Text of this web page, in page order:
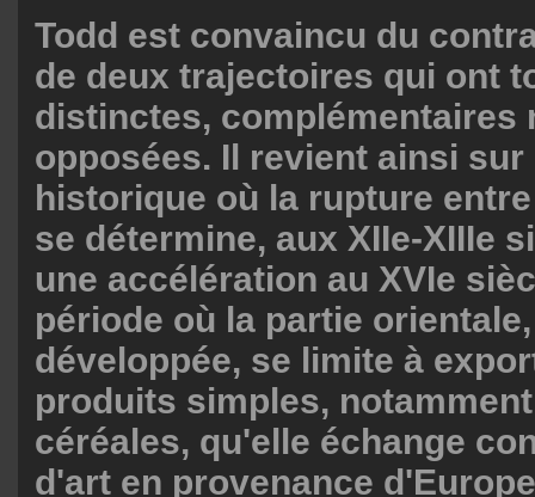
Todd est convaincu du
de deux trajectoires qui ont
distinctes, complémentaires
opposées. Il revient ainsi sur
historique où la rupture
se détermine, aux XIIe-XIIIe
une accélération au XVIe
période où la partie
développée, se limite à
produits simples,
céréales, qu'elle échange
d'art en provenance